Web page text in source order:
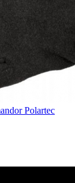
Polartec